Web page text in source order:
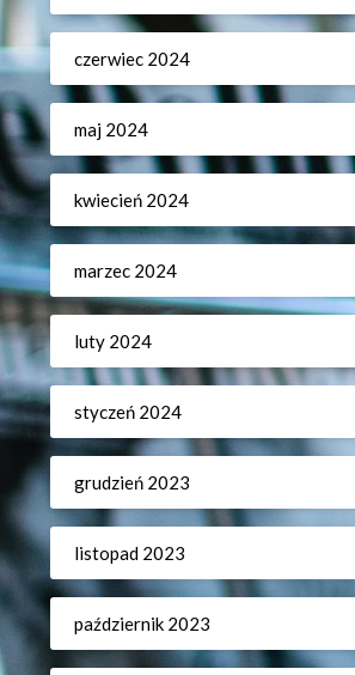
czerwiec 2024
maj 2024
kwiecień 2024
marzec 2024
luty 2024
styczeń 2024
grudzień 2023
listopad 2023
październik 2023